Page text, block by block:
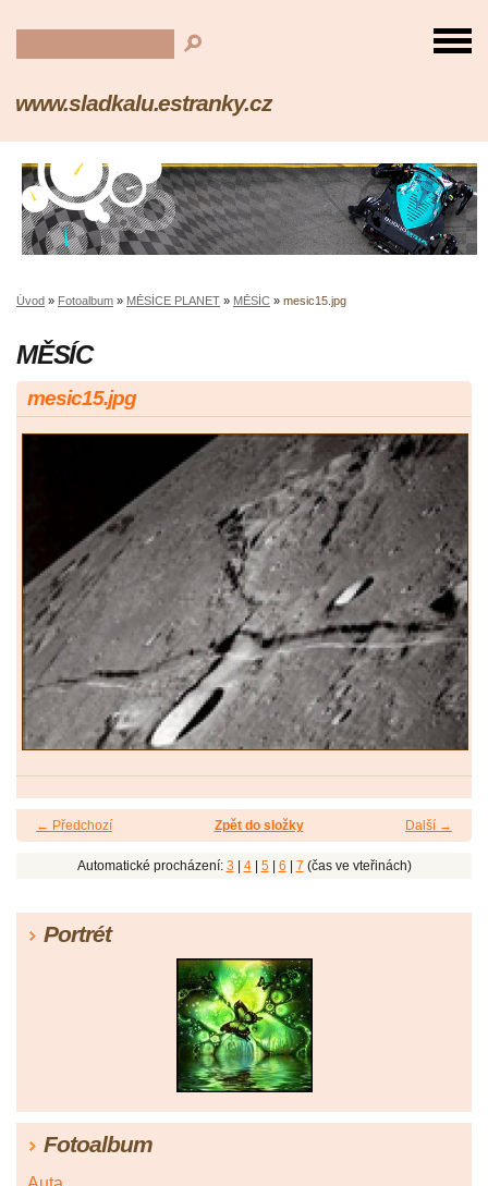
www.sladkalu.estranky.cz
Úvod » Fotoalbum » MĚSÍCE PLANET » MĚSÍC » mesic15.jpg
MĚSÍC
mesic15.jpg
← Předchozí Další →
Zpět do složky
Automatické procházení: 3 | 4| 5| 6 | 7 (čas ve vteřinách)
Portrét
Fotoalbum